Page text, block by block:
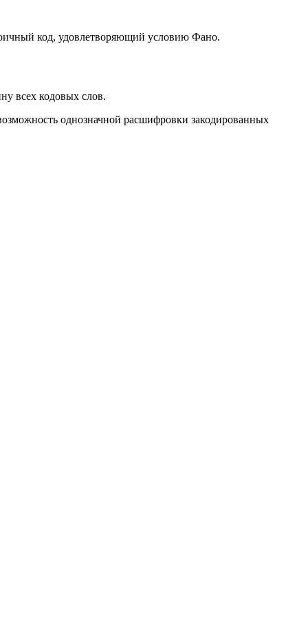
код, удовлетворяющий условию Фано.
всех кодовых слов.
однозначной расшифровки закодированных